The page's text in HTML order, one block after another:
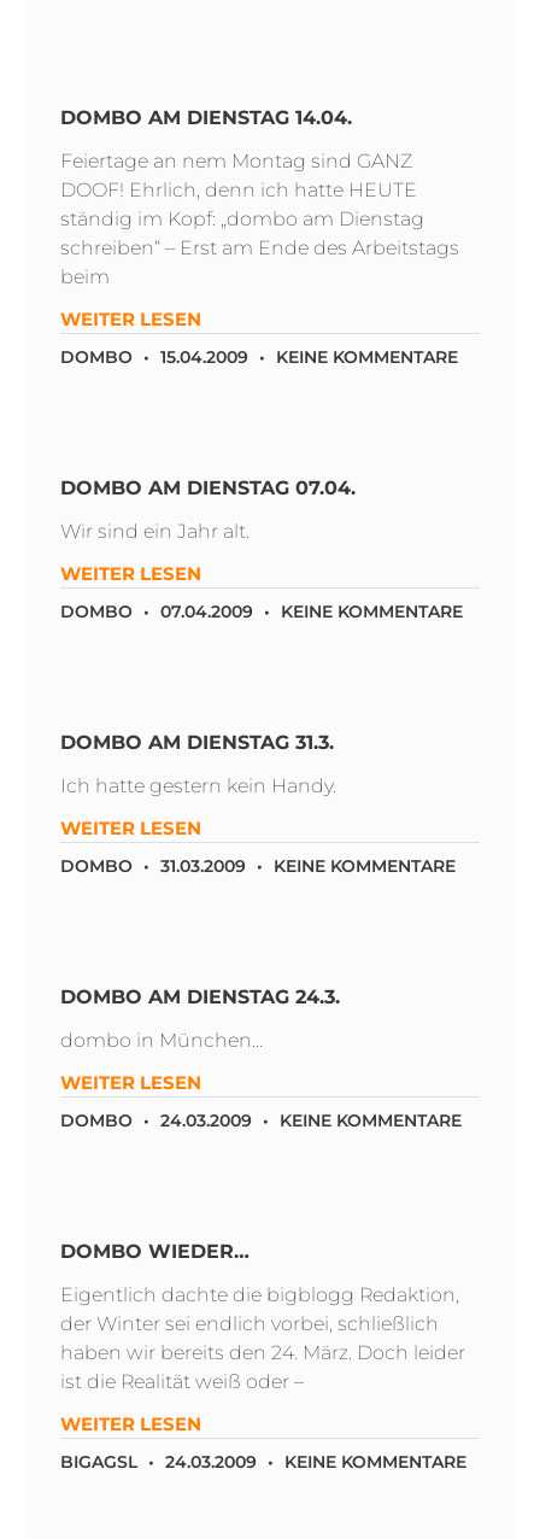
DOMBO AM DIENSTAG 14.04.
Feiertage an nem Montag sind GANZ
DOOF! Ehrlich, denn ich hatte HEUTE
ständig im Kopf: „dombo am Dienstag
schreiben“ – Erst am Ende des Arbeitstags
beim
WEITER LESEN
DOMBO 15.04.2009 KEINE KOMMENTARE
DOMBO AM DIENSTAG 07.04.
Wir sind ein Jahr alt.
WEITER LESEN
DOMBO 07.04.2009 KEINE KOMMENTARE
DOMBO AM DIENSTAG 31.3.
Ich hatte gestern kein Handy.
WEITER LESEN
DOMBO 31.03.2009 KEINE KOMMENTARE
DOMBO AM DIENSTAG 24.3.
dombo in München…
WEITER LESEN
DOMBO 24.03.2009 KEINE KOMMENTARE
DOMBO WIEDER…
Eigentlich dachte die bigblogg Redaktion,
der Winter sei endlich vorbei, schließlich
haben wir bereits den 24. März. Doch leider
ist die Realität weiß oder –
WEITER LESEN
BIGAGSL 24.03.2009 KEINE KOMMENTARE